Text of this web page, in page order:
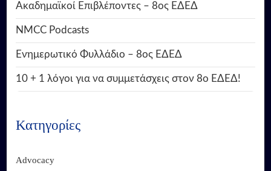
Ακαδημαϊκοί Επιβλέποντες – 8ος ΕΔΕΔ
NMCC Podcasts
Ενημερωτικό Φυλλάδιο – 8ος ΕΔΕΔ
10 + 1 λόγοι για να συμμετάσχεις στον 8ο ΕΔΕΔ!
Κατηγορίες
Advocacy